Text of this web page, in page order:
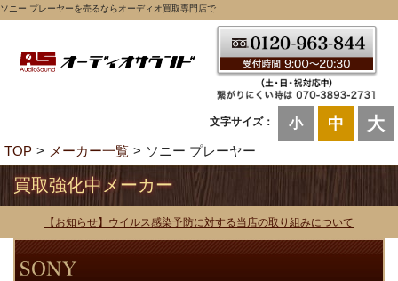
ソニー プレーヤーを売るならオーディオ買取専門店で
文字サイズ： 小 中 大
TOP メーカー一覧 ソニー プレーヤー
買取強化中メーカー
【お知らせ】ウイルス感染予防に対する当店の取り組みについて